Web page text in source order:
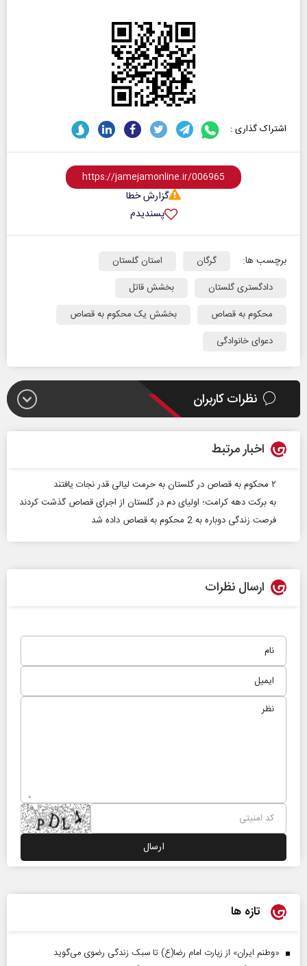
اشتراک گذاری :
گزارش خطا
پسندیدم
برچسب ها: گرگان
استان گلستان
دادگستری گلستان
بخشش قاتل
محکوم به قصاص
بخشش یک محکوم به قصاص
دعوای خانوادگی
نظرات کاربران
اخبار مرتبط
۲ محکوم به قصاص در گلستان به حرمت لیالی قدر نجات یافتند
به برکت دهه کرامت؛ اولیای دم در گلستان از اجرای قصاص گذشت کردند
فرصت زندگی دوباره به 2 محکوم به قصاص داده شد
ارسال نظرات
تازه ها
«وطنم ایران» از زیارت امام رضا(ع) تا سبک زندگی رضوی می‌گوید